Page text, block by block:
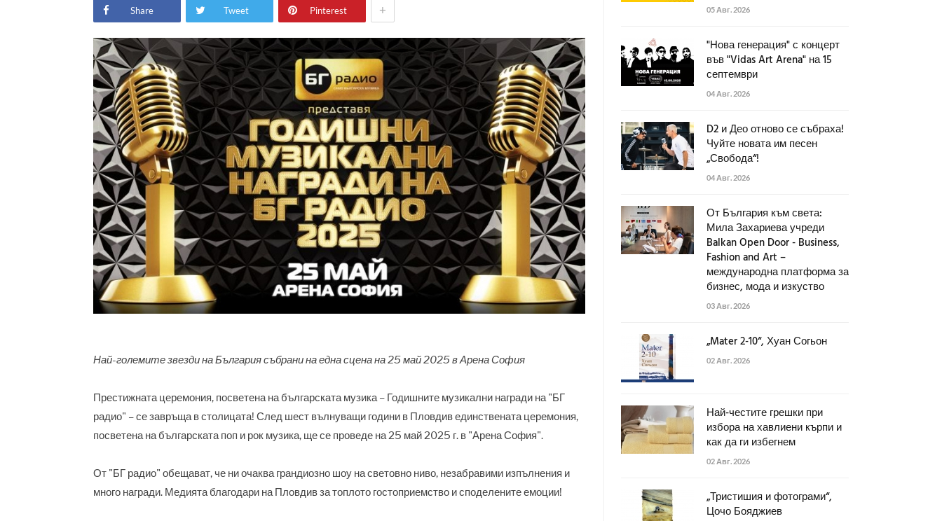
Share Tweet Pinterest +
Най-големите звезди на България събрани на една сцена на 25 май 2025 в Арена София
Престижната церемония, посветена на българската музика – Годишните музикални награди на "БГ
радио" –се завръща в столицата! След шест вълнуващи години в Пловдив единствената церемония,
посветена на българската поп и рок музика, ще се проведе на 25 май 2025 г. в "Арена София".
От "БГ радио" обещават, че ни очаква грандиозно шоу на световно ниво, незабравими изпълнения и
много награди. Медията благодари на Пловдив за топлото гостоприемство и споделените емоции!
05 Авг. 2026
"Нова генерация" с концерт
във "Vidas Art Arena" на 15
септември
04 Авг. 2026
D2 и Део отново се събраха!
Чуйте новата им песен
„Свобода“!
04 Авг. 2026
От България към света:
Мила Захариева учреди
Balkan Open Door - Business,
Fashion and Art –
международна платформа за
бизнес, мода и изкуство
03 Авг. 2026
„Mater 2-10“, Хуан Согьон
02 Авг. 2026
Най-честите грешки при
избора на хавлиени кърпи и
как да ги избегнем
02 Авг. 2026
„Тристишия и фотограми“,
Цочо Бояджиев